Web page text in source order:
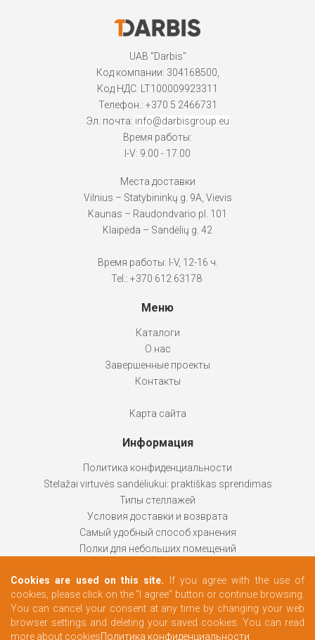
UAB "Darbis"
Код компании: 304168500,
Код НДС. LT100009923311
Телефон.: +370 5 2466731
Эл. почта: info@darbisgroup.eu
Время работы:
I-V: 9.00 - 17.00
Места доставки
Vilnius – Statybininkų g. 9A, Vievis
Kaunas – Raudondvario pl. 101
Klaipėda – Sandėlių g. 42
Время работы: I-V, 12-16 ч.
Tel.: +370 612 63178
Меню
Каталоги
О нас
Завершенные проекты
Контакты
Карта сайта
Информация
Политика конфиденциальности
Stelažai virtuvės sandėliukui: praktiškas sprendimas
Типы стеллажей
Условия доставки и возврата
Самый удобный способ хранения
Полки для небольших помещений
Как выбрать продукт
Гардероб в соответствии с вашими потребностями
Cookies are used on this site. If you agree with the use of
cookies, please click on the "I agree" button or continue browsing.
You can cancel your consent at any time by changing your web
browser settings and deleting your saved cookies. You can read
more about cookiesПолитика конфиденциальности